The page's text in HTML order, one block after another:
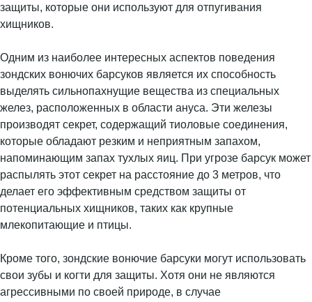
защиты, которые они используют для отпугивания
хищников.
Одним из наиболее интересных аспектов поведения
зондских вонючих барсуков является их способность
выделять сильнопахнущие вещества из специальных
желез, расположенных в области ануса. Эти железы
производят секрет, содержащий тиоловые соединения,
которые обладают резким и неприятным запахом,
напоминающим запах тухлых яиц. При угрозе барсук может
распылять этот секрет на расстояние до 3 метров, что
делает его эффективным средством защиты от
потенциальных хищников, таких как крупные
млекопитающие и птицы.
Кроме того, зондские вонючие барсуки могут использовать
свои зубы и когти для защиты. Хотя они не являются
агрессивными по своей природе, в случае